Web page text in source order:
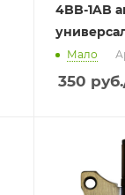
4BB-1AB
Мало
350 руб.